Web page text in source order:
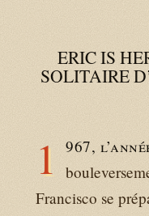
ERIC IS
SOLITAIRE
1
967,
Francisco se